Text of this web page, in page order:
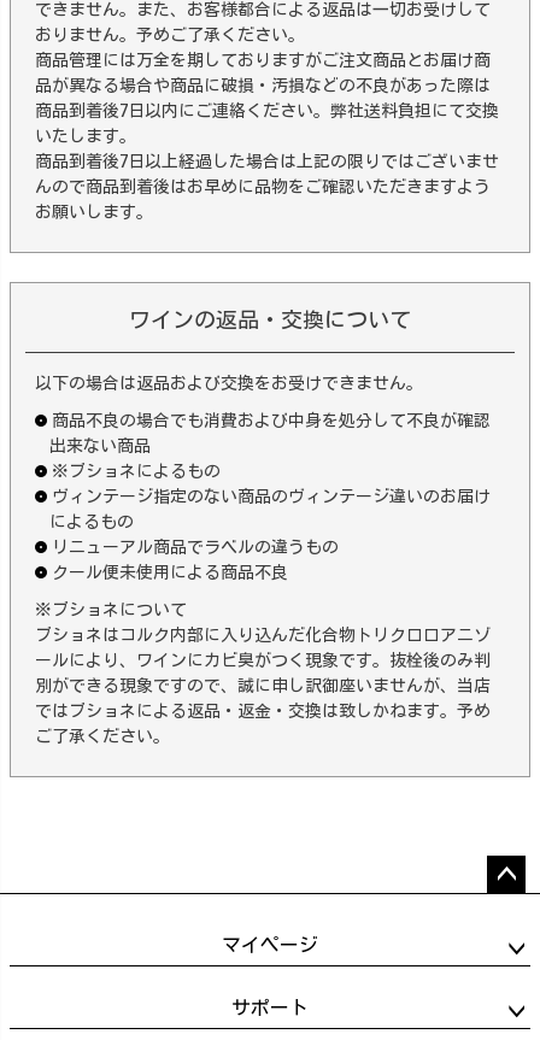
できません。また、お客様都合による返品は一切お受けして
おりません。予めご了承ください。
商品管理には万全を期しておりますがご注文商品とお届け商
品が異なる場合や商品に破損・汚損などの不良があった際は
商品到着後7日以内にご連絡ください。弊社送料負担にて交換
いたします。
商品到着後7日以上経過した場合は上記の限りではございませ
んので商品到着後はお早めに品物をご確認いただきますよう
お願いします。
ワインの返品・交換について
以下の場合は返品および交換をお受けできません。
商品不良の場合でも消費および中身を処分して不良が確認
出来ない商品
※ブショネによるもの
ヴィンテージ指定のない商品のヴィンテージ違いのお届け
によるもの
リニューアル商品でラベルの違うもの
クール便未使用による商品不良
※ブショネについて
ブショネはコルク内部に入り込んだ化合物トリクロロアニゾ
ールにより、ワインにカビ臭がつく現象です。抜栓後のみ判
別ができる現象ですので、誠に申し訳御座いませんが、当店
ではブショネによる返品・返金・交換は致しかねます。予め
ご了承ください。
ップ
マイページ
サポート